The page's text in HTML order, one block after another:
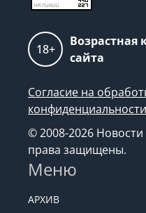
18+
Возрастная
сайта
Согласие на
конфиденциальности
© 2008-2026
права защищены.
Меню
АРХИВ